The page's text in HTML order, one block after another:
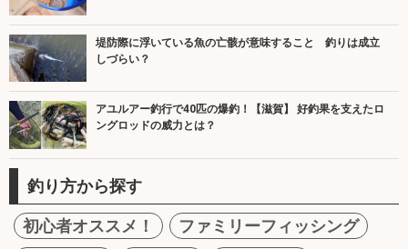
堤防際に浮いている魚の亡骸が意味すること 釣りは成立
しづらい？
アユルアー釣行で40匹の爆釣！【滋賀】 好釣果を支えたロ
ングロッドの威力とは？
釣り方から探す
初心者オススメ！
ファミリーフィッシング